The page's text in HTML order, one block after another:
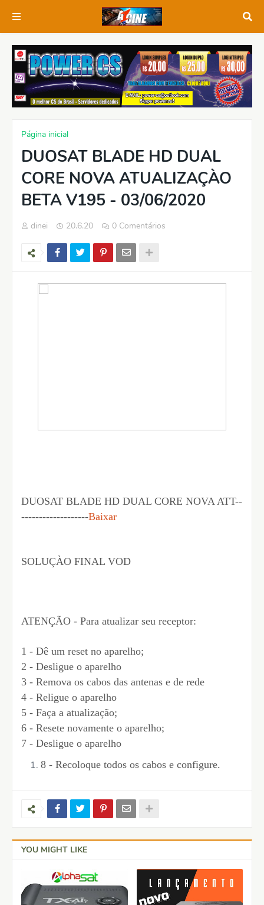
Página inicial
DUOSAT BLADE HD DUAL
CORE NOVA ATUALIZAÇÀO
BETA V195 - 03/06/2020
dinei 20.6.20 0 Comentários
DUOSAT BLADE HD DUAL CORE NOVA ATT--
-------------------Baixar
SOLUÇÀO FINAL VOD
ATENÇÃO - Para atualizar seu receptor:
1 - Dê um reset no aparelho;
2 - Desligue o aparelho
3 - Remova os cabos das antenas e de rede
4 - Religue o aparelho
5 - Faça a atualização;
6 - Resete novamente o aparelho;
7 - Desligue o aparelho
8 - Recoloque todos os cabos e configure.
YOU MIGHT LIKE